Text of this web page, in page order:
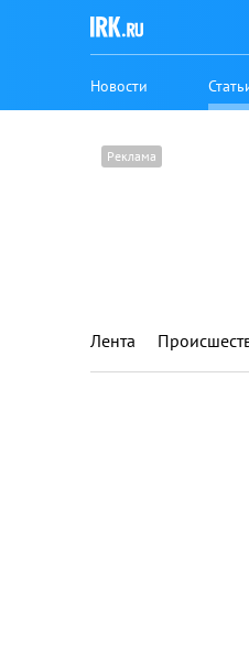
Новости
Лента